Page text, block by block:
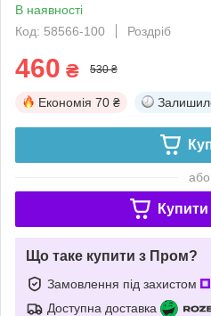
В наявності
Код: 58566-100
Роздріб
460 ₴ 530 ₴
Економія 70 ₴
або
Купити
Що таке купити з Пром?
Замовлення під захистом
Доступна доставка